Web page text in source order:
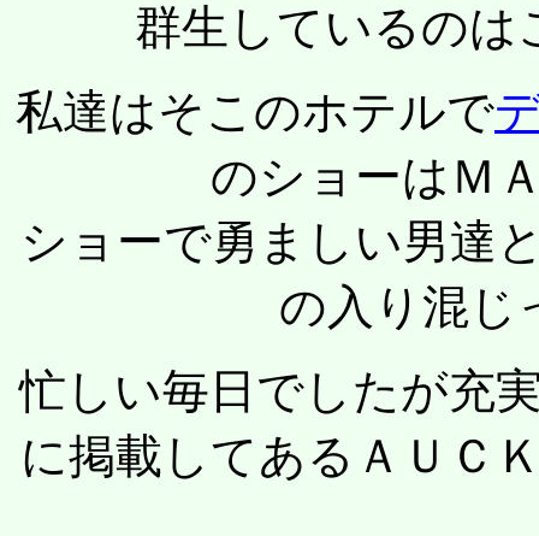
群生しているのは
私達はそこのホテルで
のショーはＭ
ショーで勇ましい男達
の入り混じ
忙しい毎日でしたが充
に掲載してあるＡＵＣ